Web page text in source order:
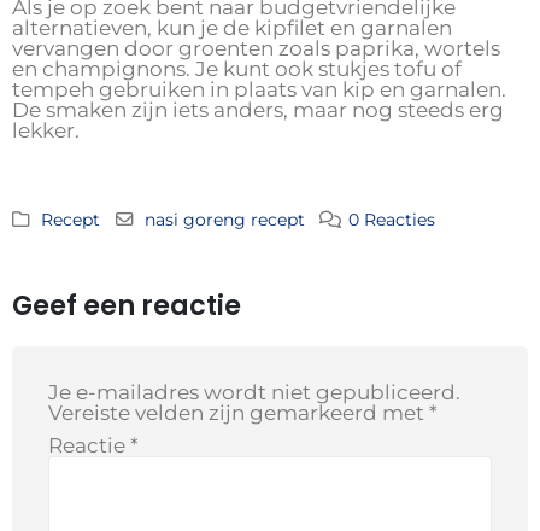
Als je op zoek bent naar budgetvriendelijke
alternatieven, kun je de kipfilet en garnalen
vervangen door groenten zoals paprika, wortels
en champignons. Je kunt ook stukjes tofu of
tempeh gebruiken in plaats van kip en garnalen.
De smaken zijn iets anders, maar nog steeds erg
lekker.
Recept nasi goreng recept 0 Reacties
Geef een reactie
Je e-mailadres wordt niet gepubliceerd.
Vereiste velden zijn gemarkeerd met *
Reactie *